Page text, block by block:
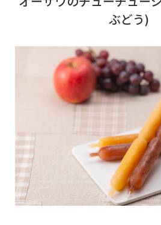
ぶどう)